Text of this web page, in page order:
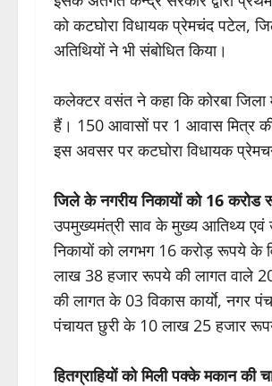
को कटघोरा विधायक प्रेमचंद पटेल,
अतिथियों ने भी संबोधित किया।
कलेक्टर वसंत ने कहा कि कोरबा जिला
हैं। 150 आवासों पर 1 आवास मित्र
इस अवसर पर कटघोरा विधायक
जिले के नगरीय निकायों को 16 करोड
उपमुख्यमंत्री साव के मुख्य आतिथ्य एवं
निकायों को लगभग 16 करोड़ रूपये के
लाख 38 हजार रूपये की लागत वाले
की लागत के 03 विकास कार्याे, नगर
पंचायत छुरी के 10 लाख 25 हजार
हितग्राहियों को मिली पक्के मकान की